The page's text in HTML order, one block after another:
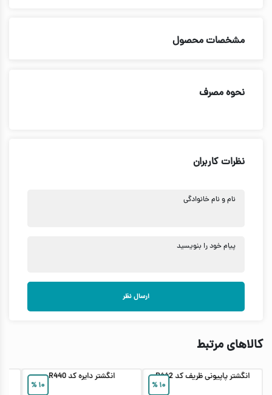
مشخصات محصول
نحوه مصرف
نظرات کاربران
نام و نام خانوادگی
پیام خود را بنویسید
ارسال نظر
کالاهای مرتبط
۱۰%
انگشتر پاپیونی ظریف کد R442
۱۰%
انگشتر دایره کد R440